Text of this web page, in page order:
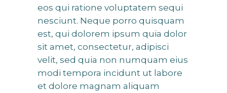
eos qui ratione voluptatem sequi
nesciunt. Neque porro quisquam
est, qui dolorem ipsum quia dolor
sit amet, consectetur, adipisci
velit, sed quia non numquam eius
modi tempora incidunt ut labore
et dolore magnam aliquam